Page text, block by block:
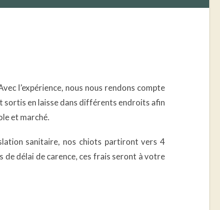
l’expérience, nous nous rendons compte
sortis en laisse dans différents endroits afin
et marché.
sanitaire, nos chiots partiront vers 4
de délai de carence, ces frais seront à votre